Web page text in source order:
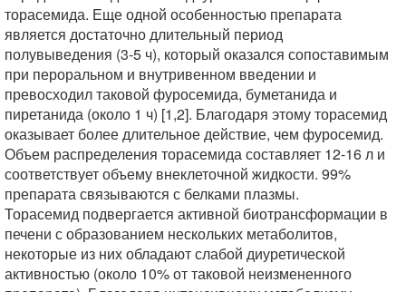
торасемида. Еще одной особенностью препарата
является достаточно длительный период
полувыведения (3-5 ч), который оказался сопоставимым
при пероральном и внутривенном введении и
превосходил таковой фуросемида, буметанида и
пиретанида (около 1 ч) [1,2]. Благодаря этому торасемид
оказывает более длительное действие, чем фуросемид.
Объем распределения торасемида составляет 12-16 л и
соответствует объему внеклеточной жидкости. 99%
препарата связываются с белками плазмы.
Торасемид подвергается активной биотрансформации в
печени с образованием нескольких метаболитов,
некоторые из них обладают слабой диуретической
активностью (около 10% от таковой неизмененного